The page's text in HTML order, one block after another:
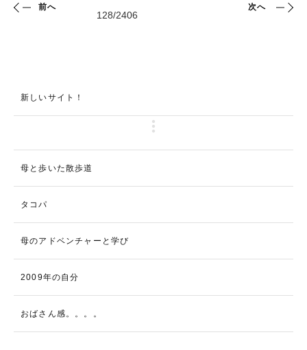
前へ 次へ
新しいサイト！
母と歩いた散歩道
タコパ
母のアドベンチャーと学び
2009年の自分
おばさん感。。。。